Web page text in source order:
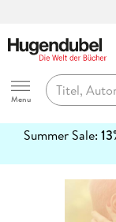
Hugendubel
Menu
Summer Sale:
erfahren